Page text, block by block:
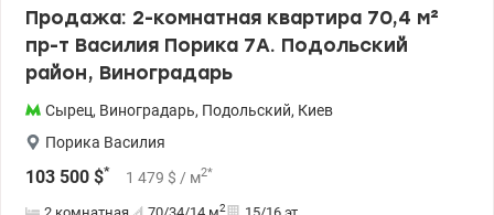
Продажа: 2-комнатная квартира 70,4 м²
пр-т Василия Порика 7А. Подольский
район, Виноградарь
Сырец, Виноградарь, Подольский, Киев
Порика Василия
103 500 $* 1 479 $ / м2*
2